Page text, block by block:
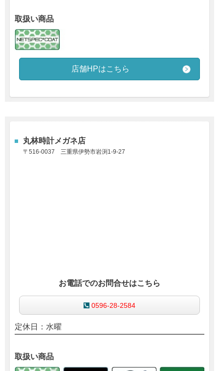
取扱い商品
店舗HPはこちら
丸林時計メガネ店
〒516-0037 三重県伊勢市岩渕1-9-27
お電話でのお問合せはこちら
0596-28-2584
定休日：水曜
取扱い商品